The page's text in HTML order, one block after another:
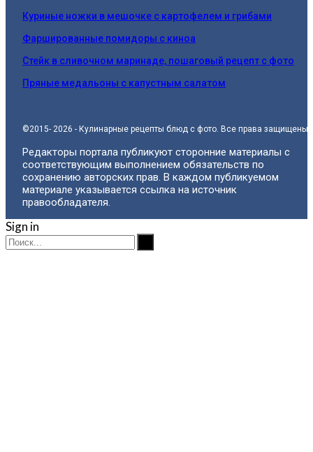
Куриные ножки в мешочке с картофелем и грибами
Фаршированные помидоры с киноа
Стейк в сливочном маринаде, пошаговый рецепт с фото
Пряные медальоны с капустным салатом
©2015- 2026 - Кулинарные рецепты блюд с фото. Все права защищены.
Редакторы портала публикуют сторонние материалы с
соответствующим выполнением обязательств по
сохранению авторских прав. В каждом публикуемом
материале указывается ссылка на источник
правообладателя.
Sign in